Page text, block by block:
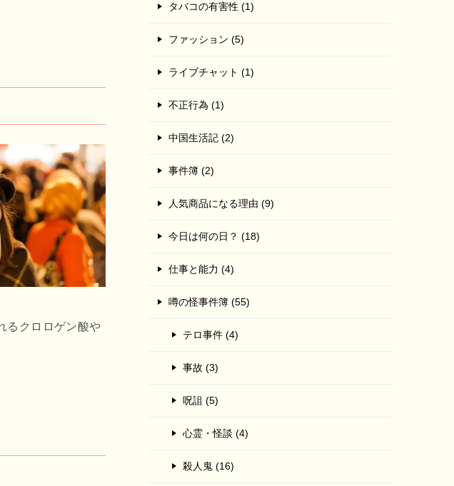
るクロロゲン酸や
タバコの有害性 (1)
ファッション (5)
ライブチャット (1)
不正行為 (1)
中国生活記 (2)
事件簿 (2)
人気商品になる理由 (9)
今日は何の日？ (18)
仕事と能力 (4)
噂の怪事件簿 (55)
テロ事件 (4)
事故 (3)
呪詛 (5)
心霊・怪談 (4)
殺人鬼 (16)